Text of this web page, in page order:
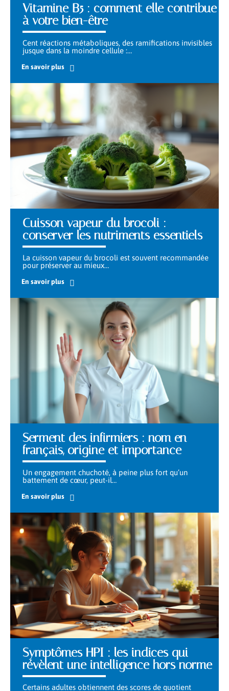
Vitamine B5 : comment elle contribue
à votre bien-être
Cent réactions métaboliques, des ramifications invisibles
jusque dans la moindre cellule :…
En savoir plus
Cuisson vapeur du brocoli :
conserver les nutriments essentiels
La cuisson vapeur du brocoli est souvent recommandée
pour préserver au mieux…
En savoir plus
Serment des infirmiers : nom en
français, origine et importance
Un engagement chuchoté, à peine plus fort qu’un
battement de cœur, peut-il…
En savoir plus
Symptômes HPI : les indices qui
révèlent une intelligence hors norme
Certains adultes obtiennent des scores de quotient